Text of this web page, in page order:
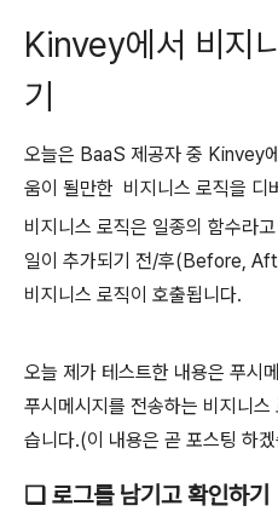
Kinvey에서 비지
기
오늘은 BaaS 제공자 중 Kinvey
움이 될만한 비지니스 로직을 디
비지니스 로직은 일종의 함수라
일이 추가되기 전/후(Before,
비지니스 로직이 호출됩니다.
오늘 제가 테스트한 내용은 푸시
푸시메시지를 전송하는 비지니
습니다.(이 내용은 곧 포스팅 하
❑ 로그를 남기고 확인하기